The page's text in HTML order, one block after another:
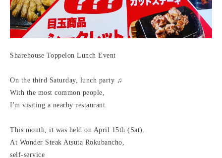
Sharehouse Toppelon Lunch Event
On the third Saturday, lunch party ♫
With the most common people,
I'm visiting a nearby restaurant.
This month, it was held on April 15th (Sat).
At Wonder Steak Atsuta Rokubancho,
self-service